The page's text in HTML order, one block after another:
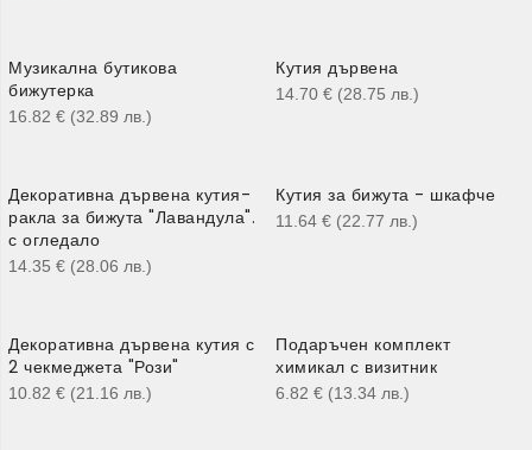
Музикална бутикова
бижутерка
16.82 € (32.89 лв. )
Кутия дървена
14.70 € (28.75 лв. )
Декоративна дървена кутия-
ракла за бижута "Лавандула".
с огледало
14.35 € (28.06 лв. )
​Кутия за бижута - шкафче
11.64 € (22.77 лв. )
Декоративна дървена кутия с
2 чекмеджета "Рози"
10.82 € (21.16 лв. )
Подаръчен комплект
химикал с визитник
6.82 € (13.34 лв. )